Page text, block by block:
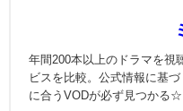
年間200本以上のドラマを視
ビスを比較。公式情報に基
に合うVODが必ず見つかる☆